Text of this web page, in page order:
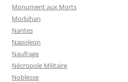
Monument aux Morts
Morbihan
Nantes
Napoleon
Naufrage
Nécropole Militaire
Noblesse